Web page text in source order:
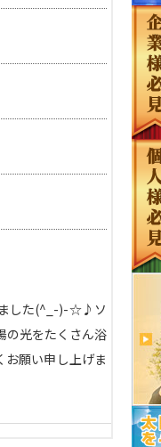
ました(^_-)-☆♪ソ
の光をたくさん浴
願い申し上げま